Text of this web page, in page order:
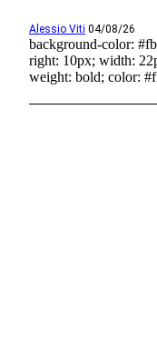
Alessio Viti 04/08/26
background-color:
right: 10px; width:
weight: bold; color: